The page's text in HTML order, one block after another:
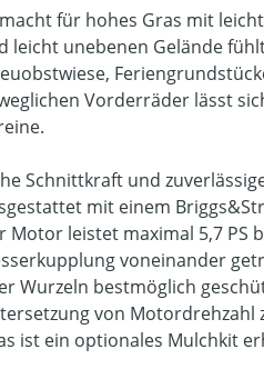
für hohes Gras mit
leicht unebenen Gelände
Vorderräder lässt
Schnittkraft und
mit einem
Motor leistet maximal 5,7 PS
voneinander
Wurzeln bestmöglich
von Motordrehzahl
ist ein optionales Mulchkit